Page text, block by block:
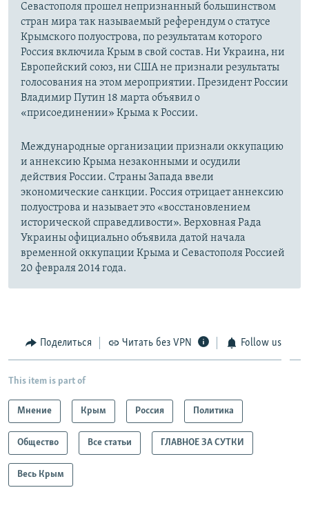
Севастополя прошел непризнанный большинством
стран мира так называемый референдум о статусе
Крымского полуострова, по результатам которого
Россия включила Крым в свой состав. Ни Украина, ни
Европейский союз, ни США не признали результаты
голосования на этом мероприятии. Президент России
Владимир Путин 18 марта объявил о
«присоединении» Крыма к России.
Международные организации признали оккупацию
и аннексию Крыма незаконными и осудили
действия России. Страны Запада ввели
экономические санкции. Россия отрицает аннексию
полуострова и называет это «восстановлением
исторической справедливости». Верховная Рада
Украины официально объявила датой начала
временной оккупации Крыма и Севастополя Россией
20 февраля 2014 года.
Поделиться Читать без VPN Follow us
This item is part of
Мнение Крым Россия Политика
Общество Все статьи ГЛАВНОЕ ЗА СУТКИ
Весь Крым